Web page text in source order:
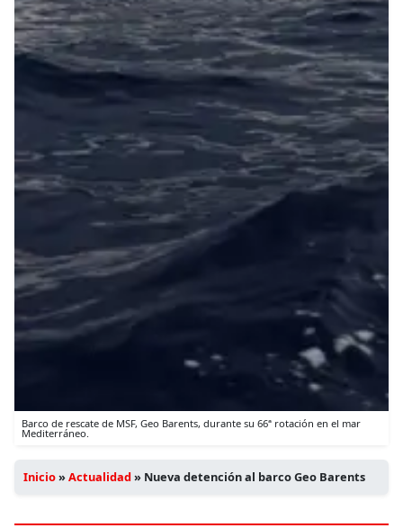
Barco de rescate de MSF, Geo Barents, durante su 66ª rotación en el mar
Mediterráneo.
Inicio»Actualidad» Nueva detención al barco Geo Barents